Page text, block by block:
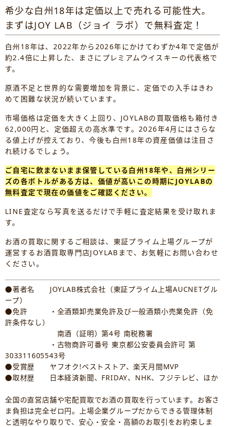
希少な白州18年は定価以上で売れる可能性大。
まずはJOY LAB（ジョイ ラボ）で無料査定！
白州18年は、2022年から2026年にかけてわずか4年で定価が
約2.4倍に上昇した、まさにプレミアムウイスキーの代表格で
す。
原酒不足と世界的な需要増加を背景に、定価での入手はきわ
めて困難な状況が続いています。
市場価格は定価を大きく上回り、JOYLABの買取価格も箱付き
62,000円と、定価超えの高水準です。2026年4月にはさらな
る値上げが控えており、今後も白州18年の資産価値は注目さ
れ続けるでしょう。
ご自宅に飲まないまま保管している白州18年や、白州シリー
ズの各ボトルがある方は、価値が高いこの時期にJOYLABの
無料査定で現在の価値をご確認ください。
LINE査定なら写真を送るだけで手軽に査定結果を受け取れま
す。
お酒の買取に関するご相談は、東証プライム上場グループが
運営するお酒買取専門店JOYLABまで、お気軽にお問い合わせ
ください。
●著者名 JOYLAB株式会社（東証プライム上場AUCNETグル
ープ）
●免許 ・全酒類卸売業免許及び一般酒類小売業免許（免
許条件なし）
南酒（証明）第4号 南税務署
・古物商許可番号 東京都公安委員会許可 第
303311605543号
●受賞歴 ヤフオク!ベストストア、楽天月間MVP
●取材歴 日本経済新聞、FRIDAY、NHK、フジテレビ、ほか
全国の直営店舗や宅配買取でお酒の買取を行っています。お客さ
ま負担は完全ゼロ円。上場企業グループだからできる管理体制
と透明なやり取りで、安心・安全・高額のお取引をお約束しま